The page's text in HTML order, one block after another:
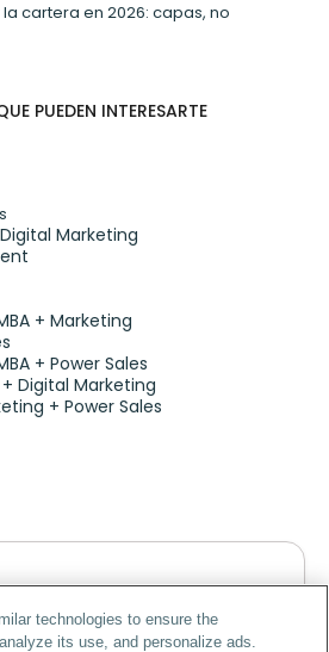
cartera en 2026: capas, no
PUEDEN INTERESARTE
Marketing
+ Marketing
+ Power Sales
Digital Marketing
+ Power Sales
technologies to ensure the
its use, and personalize ads.